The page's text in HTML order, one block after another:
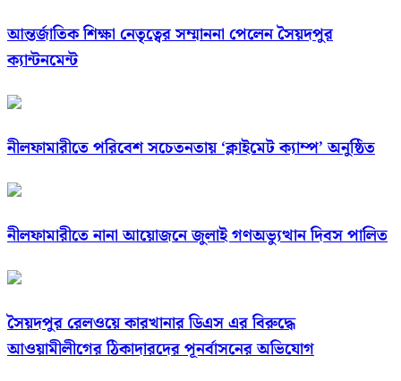
আন্তর্জাতিক শিক্ষা নেতৃত্বের সম্মাননা পেলেন সৈয়দপুর
ক্যান্টনমেন্ট
নীলফামারীতে পরিবেশ সচেতনতায় ‘ক্লাইমেট ক্যাম্প’ অনুষ্ঠিত
নীলফামারীতে নানা আয়োজনে জুলাই গণঅভ্যুত্থান দিবস পালিত
সৈয়দপুর রেলওয়ে কারখানার ডিএস এর বিরুদ্ধে
আওয়ামীলীগের ঠিকাদারদের পূনর্বাসনের অভিযোগ